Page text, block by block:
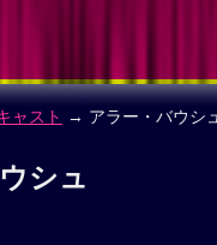
ャスト → アラー・バウシュ
シュ